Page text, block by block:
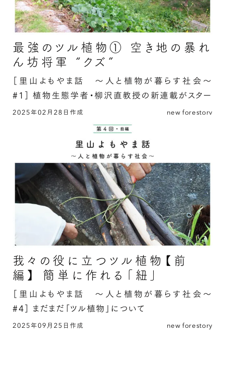
最強のツル植物① 空き地の暴れ
ん坊将軍 “クズ”
［里山よもやま話 〜人と植物が暮らす社会〜
#1］ 植物生態学者・柳沢直教授の新連載がスター
ト！
2025年02月28日作成 new forestory
最強のツル植物① 空き地の暴れん坊将軍 “ク
我々の役に立つツル植物【前
編】 簡単に作れる「紐」
［里山よもやま話 〜人と植物が暮らす社会〜
#4］ まだまだ「ツル植物」について
2025年09月25日作成 new forestory